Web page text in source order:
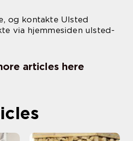
og kontakte Ulsted
via hjemmesiden ulsted-
articles here